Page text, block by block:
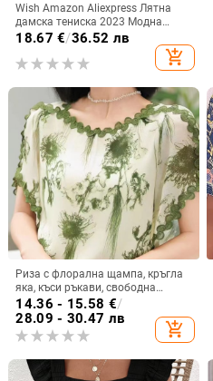
Wish Amazon Aliexpress Лятна
дамска тениска 2023 Модна
модерна щампована потник
Дамска мода Универсална
18.67 €/36.52 лв
add_shopping_cart
Риза с флорална щампа, кръгла
яка, къси ръкави, свободна
кройка, плат спандекс (50–70%)
14.36 - 15.58 €/
28.09 - 30.47 лв
add_shopping_cart